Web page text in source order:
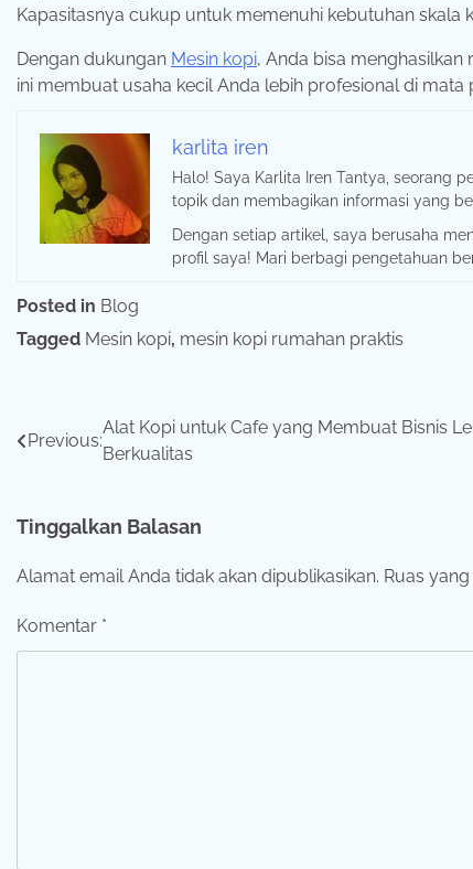
Kapasitasnya cukup untuk memenuhi kebutuhan skala
Dengan dukungan Mesin kopi, Anda bisa
ini membuat usaha kecil Anda lebih profesional di
karlita iren
Halo! Saya Karlita Iren Tantya, seorang
topik dan membagikan informasi yang
Dengan setiap artikel, saya berusaha
profil saya! Mari berbagi pengetahuan
Posted in Blog
Tagged Mesin kopi, mesin kopi rumahan praktis
Navigasi
Previous:
Alat Kopi untuk Cafe yang Membuat Bisnis
Berkualitas
Tinggalkan Balasan
Alamat email Anda tidak akan dipublikasikan. Ruas
Komentar *